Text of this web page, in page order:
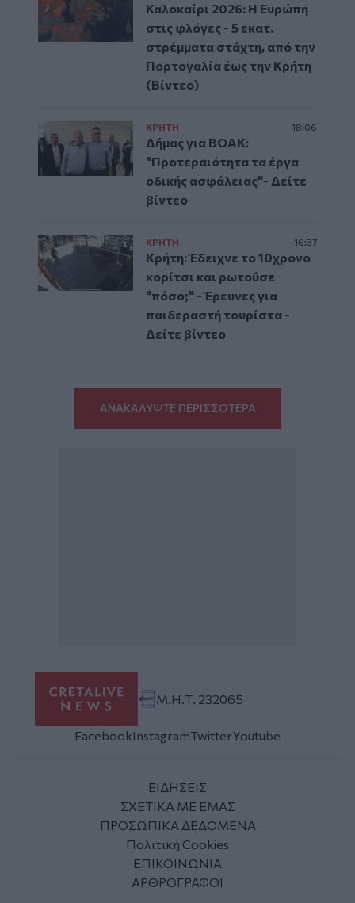
Καλοκαίρι 2026: Η Ευρώπη
στις φλόγες - 5 εκατ.
στρέμματα στάχτη, από την
Πορτογαλία έως την Κρήτη
(Βίντεο)
ΚΡΗΤΗ 18:06
Δήμας για ΒΟΑΚ:
"Προτεραιότητα τα έργα
οδικής ασφάλειας"- Δείτε
βίντεο
ΚΡΗΤΗ 16:37
Κρήτη: Έδειχνε το 10χρονο
κορίτσι και ρωτούσε
"πόσο;" - Έρευνες για
παιδεραστή τουρίστα -
Δείτε βίντεο
ΑΝΑΚΑΛΥΨΤΕ ΠΕΡΙΣΣΟΤΕΡΑ
Μ.Η.Τ. 232065
FacebookInstagramTwitterYoutube
ΕΙΔΗΣΕΙΣ
ΣΧΕΤΙΚΑ ΜΕ ΕΜΑΣ
ΠΡΟΣΩΠΙΚΑ ΔΕΔΟΜΕΝΑ
Πολιτική Cookies
ΕΠΙΚΟΙΝΩΝΙΑ
ΑΡΘΡΟΓΡΑΦΟΙ